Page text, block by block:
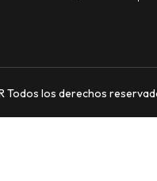
Todos los derechos